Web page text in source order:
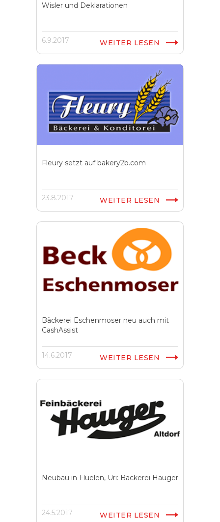
Wisler und Deklarationen
6.9.2017 WEITER LESEN
Fleury setzt auf bakery2b.com
23.8.2017 WEITER LESEN
Bäckerei Eschenmoser neu auch mit
CashAssist
14.6.2017 WEITER LESEN
Neubau in Flüelen, Uri: Bäckerei Hauger
24.5.2017 WEITER LESEN